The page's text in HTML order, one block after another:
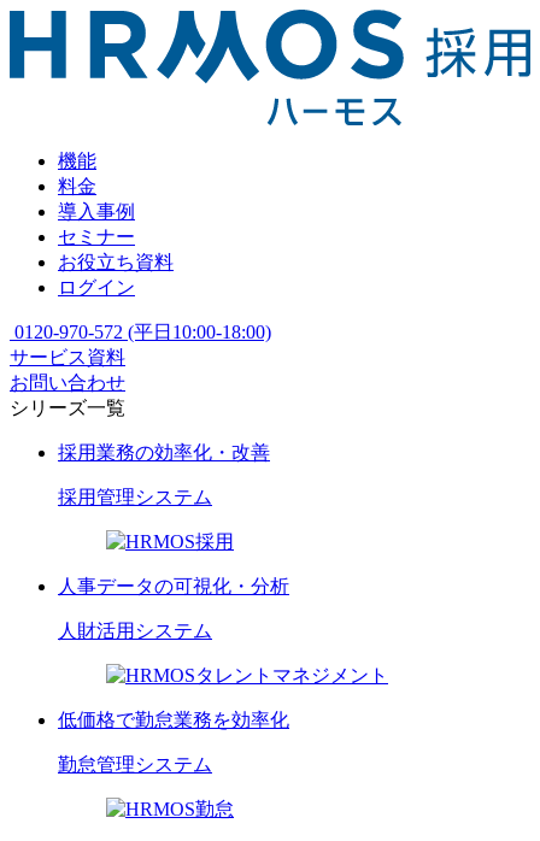
機能
料金
導入事例
セミナー
お役立ち資料
ログイン
0120-970-572 (平日10:00-18:00)
サービス資料
お問い合わせ
シリーズ一覧
採用業務の効率化・改善
採用管理システム
人事データの可視化・分析
人財活用 システム
低価格で勤怠業務を効率化
勤怠管理システム